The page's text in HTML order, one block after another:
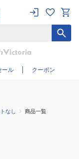
ール クーポン
なし 商品一覧